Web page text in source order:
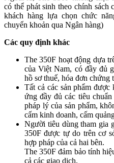
có thể phát sinh theo chính sách
khách hàng lựa chọn chức
chuyển khoản qua Ngân hàng)
Các quy định khác
The 350F hoạt động dựa
của Việt Nam, có đầy đủ
hồ sơ thuế, hóa đơn chứng
Tất cả các sản phẩm
ứng đầy đủ các tiêu
pháp lý của sản phẩm,
cấm kinh doanh, cấm
Người tiêu dùng tham gia
350F được tự do trên cơ
hợp pháp của cả hai bên.
The 350F đảm bảo tính
cả các giao dịch.